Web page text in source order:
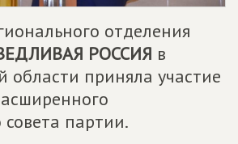
отделения
РОССИЯ в
области приняла участие
партии.